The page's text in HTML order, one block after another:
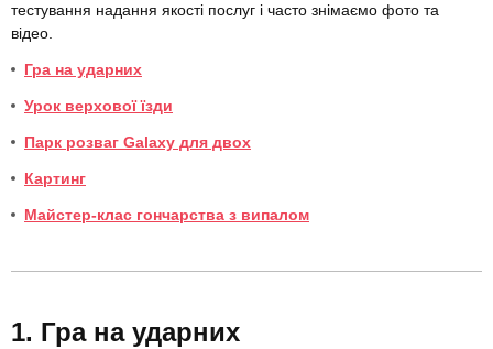
тестування надання якості послуг і часто знімаємо фото та
відео.
Гра на ударних
Урок верхової їзди
Парк розваг Galaxy для двох
Картинг
Майстер-клас гончарства з випалом
Гра на ударних